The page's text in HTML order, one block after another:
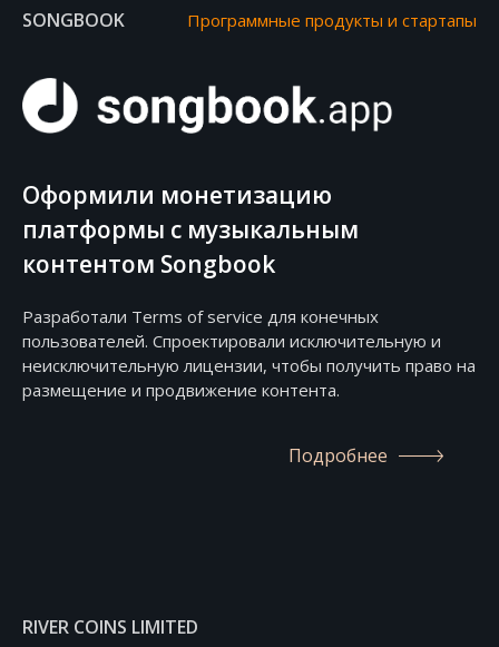
SONGBOOK Программные продукты и стартапы
Оформили монетизацию
платформы с музыкальным
контентом Songbook
Разработали Terms of service для конечных
пользователей. Спроектировали исключительную и
неисключительную лицензии, чтобы получить право на
размещение и продвижение контента.
Подробнее
RIVER COINS LIMITED